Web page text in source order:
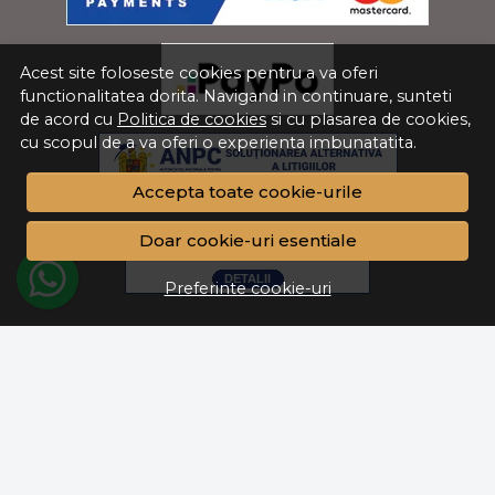
care te vor ghida în alegerea suportului ideal:
1. Materialul și Durabilitatea
Materialul suportului pentru umbrele este
esențial, mai ales pentru durabilitatea și
rezistența acestuia la umiditate. Dacă locuiești
într-o zonă unde plouă frecvent, optează
pentru un model din metal sau lemn tratat,
care poate rezista mai bine în timp. De
asemenea, modelele din plastic de înaltă
calitate pot fi o alternativă practică și accesibilă.
Acest site foloseste cookies pentru a va oferi
functionalitatea dorita. Navigand in continuare, sunteti
de acord cu Politica de cookiessi cu plasarea de cookies,
cu scopul de a va oferi o experienta imbunatatita.
Accepta toate cookie-urile
Doar cookie-uri esentiale
Preferinte cookie-uri